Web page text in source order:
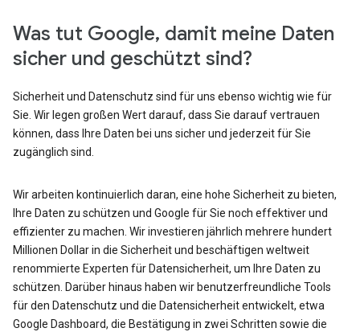
Was tut Google, damit meine Daten
sicher und geschützt sind?
Sicherheit und Datenschutz sind für uns ebenso wichtig wie für
Sie. Wir legen großen Wert darauf, dass Sie darauf vertrauen
können, dass Ihre Daten bei uns sicher und jederzeit für Sie
zugänglich sind.
Wir arbeiten kontinuierlich daran, eine hohe Sicherheit zu bieten,
Ihre Daten zu schützen und Google für Sie noch effektiver und
effizienter zu machen. Wir investieren jährlich mehrere hundert
Millionen Dollar in die Sicherheit und beschäftigen weltweit
renommierte Experten für Datensicherheit, um Ihre Daten zu
schützen. Darüber hinaus haben wir benutzerfreundliche Tools
für den Datenschutz und die Datensicherheit entwickelt, etwa
Google Dashboard, die Bestätigung in zwei Schritten sowie die